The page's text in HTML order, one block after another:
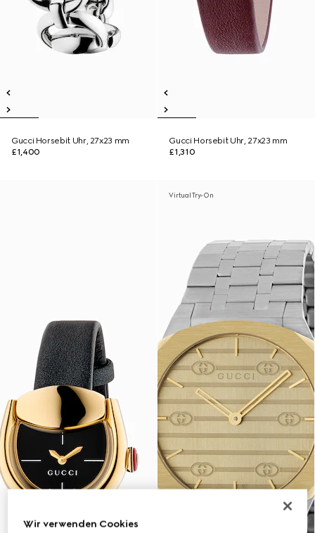
Gucci Horsebit Uhr, 27x23 mm
£1,400
Gucci Horsebit Uhr, 27x23 mm
£1,310
Virtual Try-On
Wir verwenden Cookies